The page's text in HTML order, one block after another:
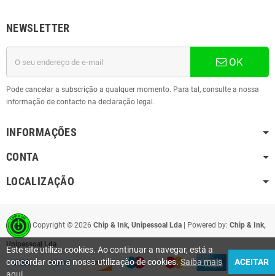
NEWSLETTER
OK
Pode cancelar a subscrição a qualquer momento. Para tal, consulte a nossa
informação de contacto na declaração legal.
INFORMAÇÕES
CONTA
LOCALIZAÇÃO
Copyright © 2026 Chip & Ink, Unipessoal Lda | Powered by: Chip & Ink,
Unipessoal Lda
Este site utiliza cookies. Ao continuar a navegar, está a
concordar com a nossa utilização de cookies.Saiba mais
ACEITAR